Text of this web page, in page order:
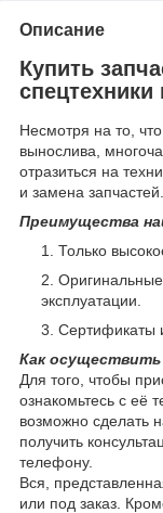
Описание
Купить
Несмотря на то,
вынослива,
отразиться на
и замена запчастей.
Преимущества
Только
эксплуатации.
Сертификаты
Как осуществить
Для того, чтобы
ознакомьтесь с её
возможно сделать
получить
телефону.
Вся,
или под заказ.